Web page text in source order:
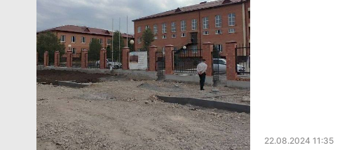
22.08.2024 11:35